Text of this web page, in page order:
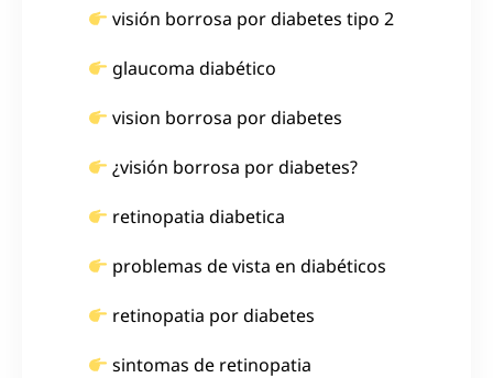
visión borrosa por diabetes tipo 2
glaucoma diabético
vision borrosa por diabetes
¿visión borrosa por diabetes?
retinopatia diabetica
problemas de vista en diabéticos
retinopatia por diabetes
sintomas de retinopatia